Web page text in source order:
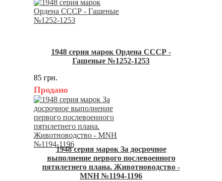
1948 серия марок Ордена СССР -
Гашеные №1252-1253
85 грн.
Продано
1948 серия марок За досрочное
выполнение первого послевоенного
пятилетнего плана. Животноводство -
MNH №1194-1196